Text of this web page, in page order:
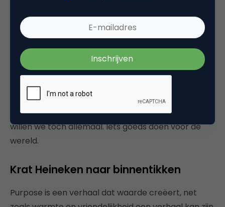
Die energietransitie is vooral nodig omdat we
dankzij ingenieuze marketingverhaallijnen elke dag
opnieuw meer consumeren dan de dag ervoor. En
daar dus elke dag opnieuw meer energie voor nodig
hebben. Voor marketeers geen enkel punt, want
het draagt nu immers allemaal bij aan het welzijn
van mensen. Zo ben je als marketeer geen
productpushermaar een welzijnswerker en ja, dat
willen we toch allemaal. Iets goeds doen voor de
wereld.
Krat Heineken naar binnentikken
Purpose is een verhaal dat waarde creëert, net